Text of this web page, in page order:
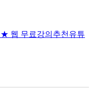
★ 웹 무료강의 추천유튜